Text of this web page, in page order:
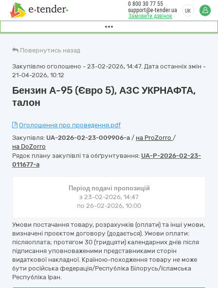
Замовити дзвінок
0 800 30 77 55
support@e-tender.ua
UK
Повернутись назад
Закупівлю оголошено - 23-02-2026, 14:47. Дата останніх змін -
21-04-2026, 10:12
Бензин А-95 (Євро 5), АЗС УКРНАФТА,
талон
Оголошення про проведення.pdf
Закупівля: UA-2026-02-23-009906-a / на ProZorro /
на DoZorro
Рядок плану закупівлі та обґрунтування: UA-P-2026-02-23-
011677-a
Період подачі пропозицій
з 23-02-2026, 14:47
по 26-02-2026, 10:00
Умови постачання товару, розрахунків (оплати) та інші умови,
визначені проєктом договору (додається). Умови оплати:
післяоплата; протягом 30 (тридцяти) календарних днів після
підписання уповноваженими представниками сторін
видаткової накладної. Країною-походження товару не може
бути російська федерація/Республіка Білорусь/Ісламська
Республіка Іран.